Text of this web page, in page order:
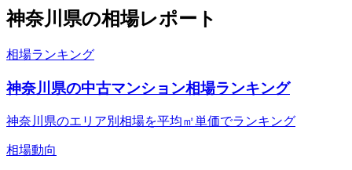
神奈川県の相場レポート
相場ランキング
神奈川県の中古マンション相場ランキング
神奈川県のエリア別相場を平均㎡単価でランキング
相場動向